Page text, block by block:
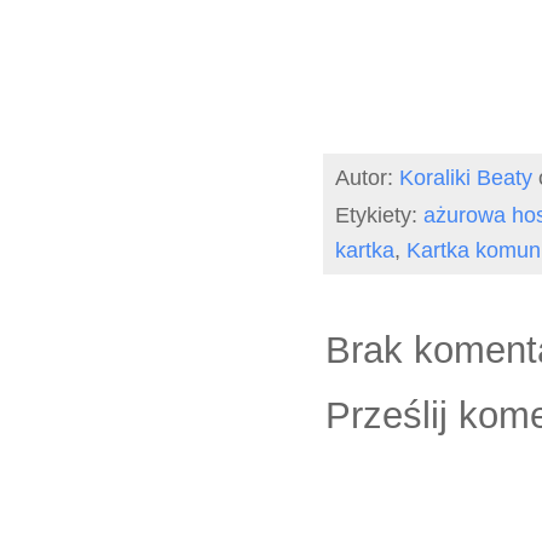
Autor: Koraliki Beaty
Etykiety: ażurowa
kartka, Kartka
Brak
Prześlij